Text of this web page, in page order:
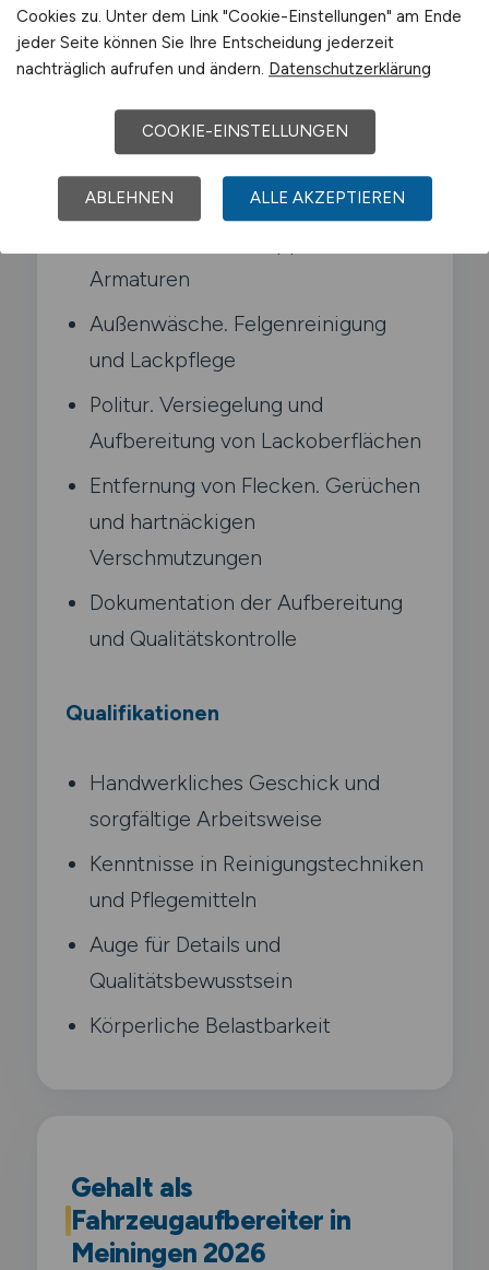
vor der Auslieferung. dem Verkauf oder der
Rückgabe.
Typische Aufgaben in Meiningen
Innenreinigung von Fahrzeugen
Armaturen
Außenwäsche. Felgenreinigung
und Lackpflege
Politur. Versiegelung und
Aufbereitung von Lackoberflächen
Entfernung von Flecken. Gerüchen
und hartnäckigen
Verschmutzungen
Dokumentation der Aufbereitung
und Qualitätskontrolle
Qualifikationen
Handwerkliches Geschick und
sorgfältige Arbeitsweise
Kenntnisse in Reinigungstechniken
und Pflegemitteln
Auge für Details und
Qualitätsbewusstsein
Körperliche Belastbarkeit
Gehalt als
Fahrzeugaufbereiter in
Meiningen 2026
Cookies zu. Unter dem Link "Cookie-Einstellungen" am Ende
jeder Seite können Sie Ihre Entscheidung jederzeit
nachträglich aufrufen und ändern. Datenschutzerklärung
COOKIE-EINSTELLUNGEN
ABLEHNEN ALLE AKZEPTIEREN